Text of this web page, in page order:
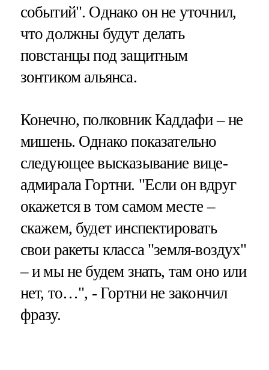
событий". Однако он не уточнил,
что должны будут делать
повстанцы под защитным
зонтиком альянса.
Конечно, полковник Каддафи – не
мишень. Однако показательно
следующее высказывание вице-
адмирала Гортни. "Если он вдруг
окажется в том самом месте –
скажем, будет инспектировать
свои ракеты класса "земля-воздух"
– и мы не будем знать, там оно или
нет, то…", - Гортни не закончил
фразу.